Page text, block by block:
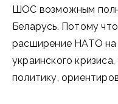
ШОС возможным
Беларусь. Потому
расширение НАТО на
украинского
политику,